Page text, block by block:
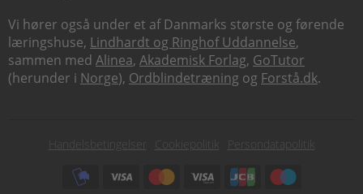
Vi hører også under et af Danmarks største og førende
læringshuse, Lindhardt og Ringhof Uddannelse,
sammen med Alinea, Akademisk Forlag, GoTutor
(herunder i Norge), Ordblindetræning og Forstå.dk.
Subfooter
Handelsbetingelser Cookiepolitik
Persondatapolitik
Subfooter
payment